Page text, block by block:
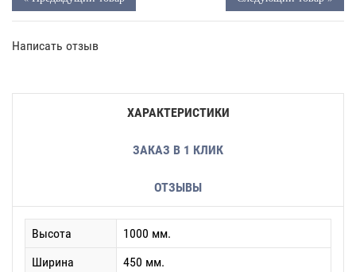
Написать отзыв
ХАРАКТЕРИСТИКИ
ЗАКАЗ В 1 КЛИК
ОТЗЫВЫ
Высота
1000 мм.
Ширина
450 мм.